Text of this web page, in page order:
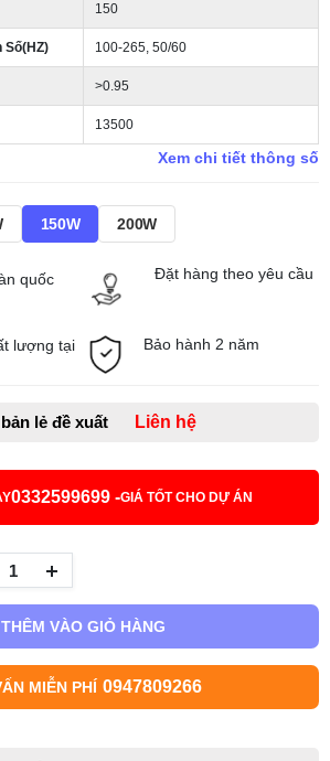
150
Số(HZ) 100-265, 50/60
>0.95
13500
Xem chi tiết thông số
150W 200W
quốc Đặt hàng theo yêu cầu
lượng tại
Bảo hành 2 năm
lẻ đề xuất Liên hệ
0332599699 -GIÁ TỐT CHO DỰ ÁN
THÊM VÀO GIỎ HÀNG
MIỄN PHÍ 0947809266